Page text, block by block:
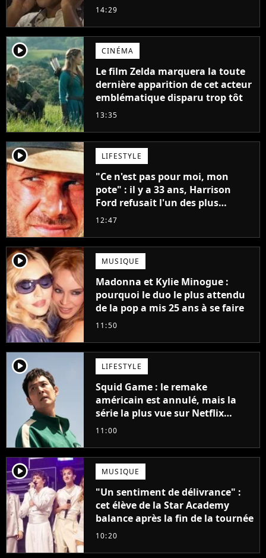
14:29
player2 CINÉMA
Le film Zelda marquera la toute
dernière apparition de cet acteur
emblématique disparu trop tôt
13:35
player2 LIFESTYLE
"Ce n'est pas pour moi, mon
pote" : il y a 33 ans, Harrison
Ford refusait l'un des plus
grands succès de tous les temps
12:47
player2 MUSIQUE
Madonna et Kylie Minogue :
pourquoi le duo le plus attendu
de la pop a mis 25 ans à se faire
11:50
player2 LIFESTYLE
Squid Game : le remake
américain est annulé, mais la
série la plus vue sur Netflix
pourrait avoir une version
11:00
player2 MUSIQUE
"Un sentiment de délivrance" :
cet élève de la Star Academy
balance après la fin de la tournée
10:20